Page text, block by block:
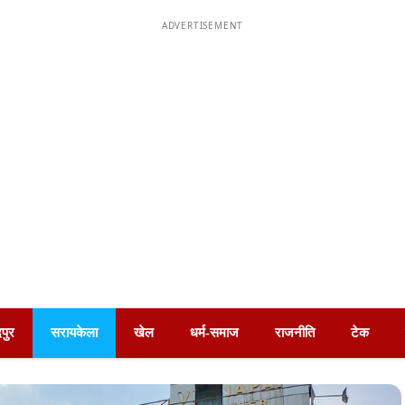
ADVERTISEMENT
सरायकेला खेल धर्म-समाज राजनीति टेक